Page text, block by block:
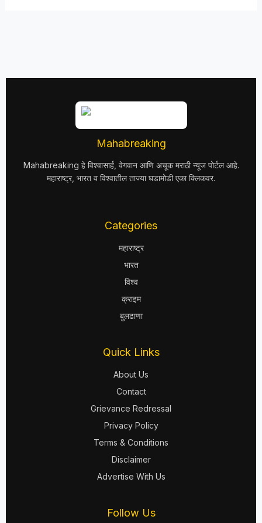
Mahabreaking
Mahabreaking हे विश्वासार्ह, वेगवान आणि अचूक मराठी न्यूज पोर्टल आहे.
महाराष्ट्र, भारत व विश्वातील ताज्या घडामोडी एका क्लिकवर.
Categories
महाराष्ट्र
भारत
विश्व
क्राइम
बुलढाणा
Quick Links
About Us
Contact
Grievance Redressal
Privacy Policy
Terms & Conditions
Disclaimer
Advertise With Us
Follow Us